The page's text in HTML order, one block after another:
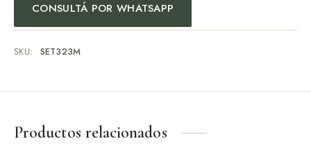
Regalos empresariales.
Día del Padre.
Cumpleaños.
CONSULTÁ POR WHATSAPP
SKU: SET323M
Productos relacionados